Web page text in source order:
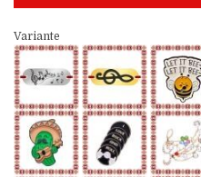
Variante